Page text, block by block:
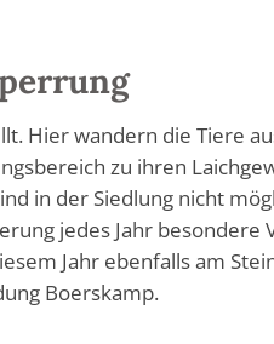
Hier wandern die Tiere
zu ihren
in der Siedlung nicht
jedes Jahr besondere
Jahr ebenfalls am
Boerskamp.